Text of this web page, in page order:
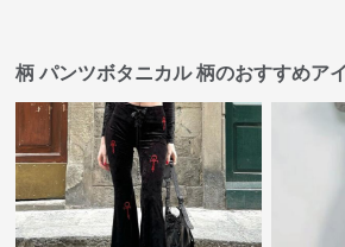
柄 パンツボタニカル 柄のおすすめア